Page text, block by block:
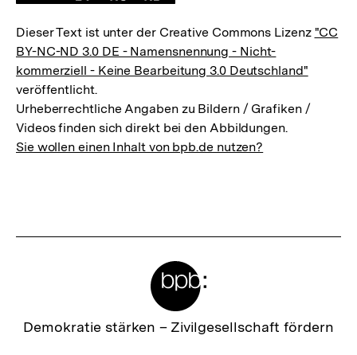
Dieser Text ist unter der Creative Commons Lizenz "CC
BY-NC-ND 3.0 DE - Namensnennung - Nicht-
kommerziell - Keine Bearbeitung 3.0 Deutschland"
veröffentlicht.
Urheberrechtliche Angaben zu Bildern / Grafiken /
Videos finden sich direkt bei den Abbildungen.
Sie wollen einen Inhalt von bpb.de nutzen?
Zur
Demokratie stärken – Zivilgesellschaft fördern